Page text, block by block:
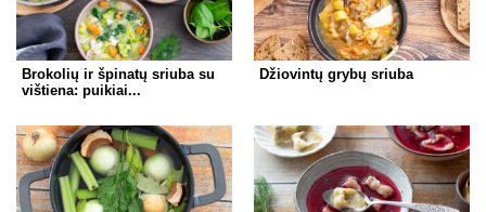
Brokolių ir špinatų sriuba su
vištiena: puikiai...
Džiovintų grybų sriuba